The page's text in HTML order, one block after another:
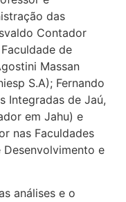
das
Contador
de
Massan
S.A); Fernando
Integradas de Jaú,
em Jahu) e
nas Faculdades
e
análises e o